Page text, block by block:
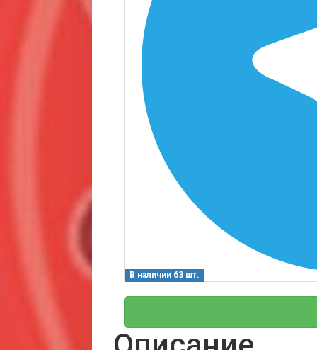
В наличии 63 шт.